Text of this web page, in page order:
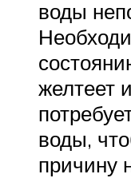
воды
желтеет
воды,
причину